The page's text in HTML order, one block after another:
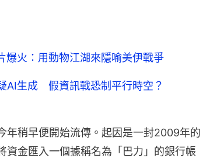
爆火：用動物江湖來隱喻美伊戰爭
AI生成 假資訊戰恐制平行時空？
年稍早便開始流傳。起因是一封2009年的
資金匯入一個據稱名為「巴力」的銀行帳